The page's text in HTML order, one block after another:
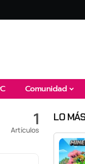
Comunidad
1
Artículos
LO